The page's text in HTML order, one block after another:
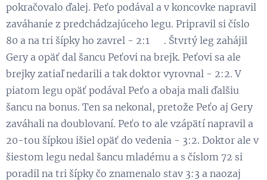
pokračovalo ďalej. Peťo podával a v koncovke napravil
zaváhanie z predchádzajúceho legu. Pripravil si číslo
80 a na tri šípky ho zavrel - 2:1 💪. Štvrtý leg zahájil
Gery a opäť dal šancu Peťovi na brejk. Peťovi sa ale
brejky zatiaľ nedarili a tak doktor vyrovnal - 2:2. V
piatom legu opäť podával Peťo a obaja mali ďalšiu
šancu na bonus. Ten sa nekonal, pretože Peťo aj Gery
zaváhali na doublovaní. Peťo to ale vzápätí napravil a
20-tou šípkou išiel opäť do vedenia - 3:2. Doktor ale v
šiestom legu nedal šancu mladému a s číslom 72 si
poradil na tri šípky čo znamenalo stav 3:3 a naozaj